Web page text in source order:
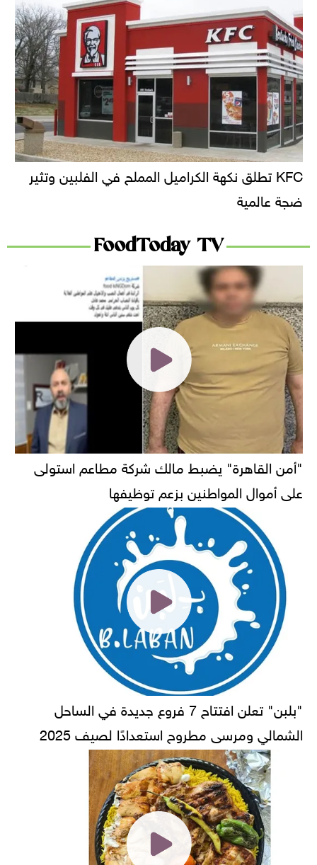
KFC تطلق نكهة الكراميل المملح في الفلبين وتثير
ضجة عالمية
FoodToday TV
"أمن القاهرة" يضبط مالك شركة مطاعم استولى
على أموال المواطنين بزعم توظيفها
"بلبن" تعلن افتتاح 7 فروع جديدة في الساحل
الشمالي ومرسى مطروح استعدادًا لصيف 2025